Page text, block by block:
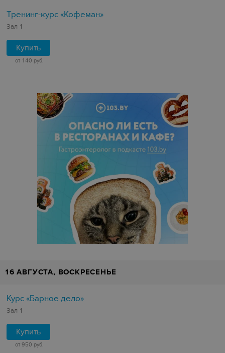
Тренинг-курс «Кофеман»
Зал 1
Купить
от 140 руб.
16 АВГУСТА, ВОСКРЕСЕНЬЕ
Курс «Барное дело»
Зал 1
Купить
от 950 руб.